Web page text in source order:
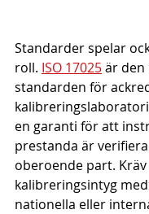
Standarder spelar
roll. ISO 17025 är
standarden för
en garanti för att
prestanda är
oberoende part.
kalibreringsintyg
nationella eller